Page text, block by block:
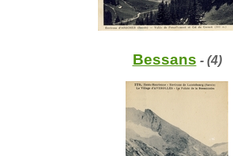
Bessans - (4)